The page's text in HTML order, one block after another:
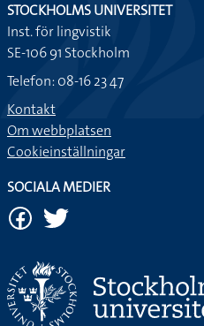
STOCKHOLMS UNIVERSITET
Inst. för lingvistik
SE-106 91 Stockholm
Telefon: 08-16 23 47
Kontakt
Om webbplatsen
Cookieinställningar
SOCIALA MEDIER